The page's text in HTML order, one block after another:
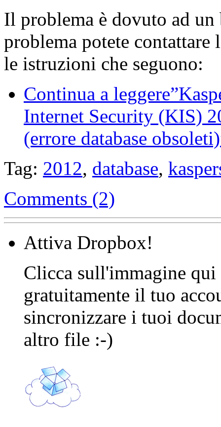
Il problema è dovuto ad
problema potete contattare
le istruzioni che seguono:
Continua a
Internet Security (KIS)
(errore database
Tag: 2012, database,
Comments (2)
Attiva Dropbox!
Clicca sull'immagine
gratuitamente il tuo
sincronizzare i tuoi
altro file :-)